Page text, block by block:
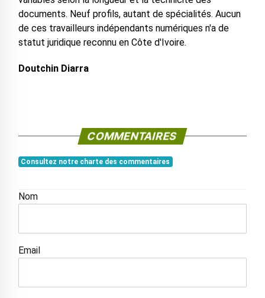
documents. Neuf profils, autant de spécialités. Aucun
de ces travailleurs indépendants numériques n'a de
statut juridique reconnu en Côte d'Ivoire.
Doutchin Diarra
COMMENTAIRES
Consultez notre charte des commentaires
Nom
Email